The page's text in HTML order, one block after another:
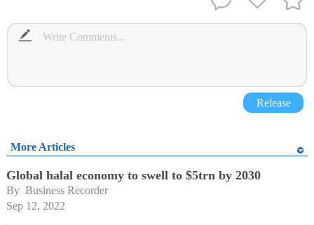
Release
More Articles
Global halal economy to swell to $5trn by 2030
By Business Recorder
Sep 12, 2022